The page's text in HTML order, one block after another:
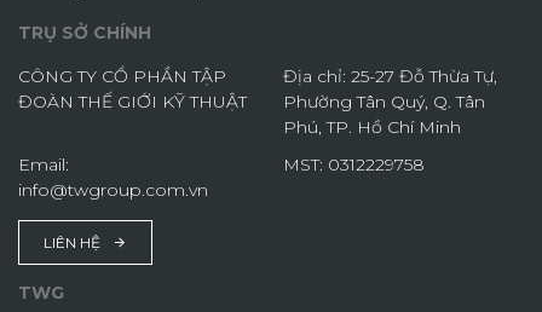
TRỤ SỞ CHÍNH
CÔNG TY CỔ PHẦN TẬP
ĐOÀN THẾ GIỚI KỸ THUẬT
Địa chỉ: 25-27 Đỗ Thừa Tự,
Phường Tân Quý, Q. Tân
Phú, TP. Hồ Chí Minh
Email:
info@twgroup.com.vn
MST: 0312229758
LIÊN HỆ
TWG